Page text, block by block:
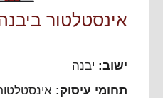
אינסטלטור
ישוב: יבנה
תחומי עיסוק: